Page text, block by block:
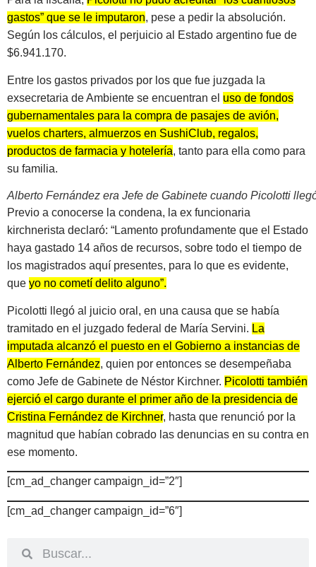
gastos” que se le imputaron, pese a pedir la absolución.
Según los cálculos, el perjuicio al Estado argentino fue de
$6.941.170.
Entre los gastos privados por los que fue juzgada la
exsecretaria de Ambiente se encuentran el uso de fondos
gubernamentales para la compra de pasajes de avión,
vuelos charters, almuerzos en SushiClub, regalos,
productos de farmacia y hotelería, tanto para ella como para
su familia.
Alberto Fernández era Jefe de Gabinete cuando Picolotti
Previo a conocerse la condena, la ex funcionaria
kirchnerista declaró: “Lamento profundamente que el Estado
haya gastado 14 años de recursos, sobre todo el tiempo de
los magistrados aquí presentes, para lo que es evidente,
que yo no cometí delito alguno”.
Picolotti llegó al juicio oral, en una causa que se había
tramitado en el juzgado federal de María Servini. La
imputada alcanzó el puesto en el Gobierno a instancias de
Alberto Fernández, quien por entonces se desempeñaba
como Jefe de Gabinete de Néstor Kirchner. Picolotti también
ejerció el cargo durante el primer año de la presidencia de
Cristina Fernández de Kirchner, hasta que renunció por la
magnitud que habían cobrado las denuncias en su contra en
ese momento.
[cm_ad_changer campaign_id=”2″]
[cm_ad_changer campaign_id=”6″]